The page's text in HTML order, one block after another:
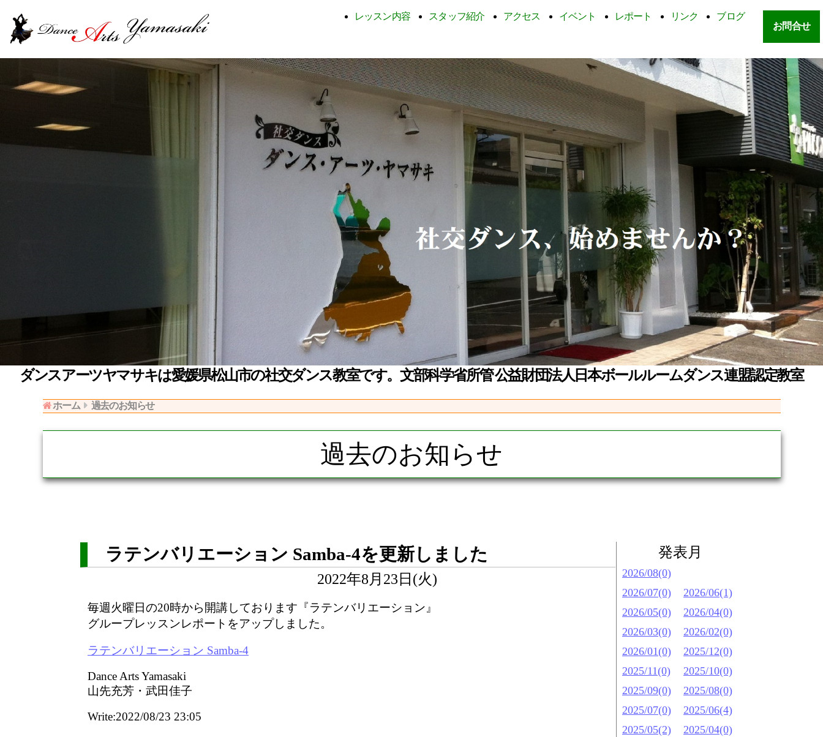
レッスン内容 スタッフ紹介 アクセス イベント レポート リンク
ブログ
お問合せ
ダンスアーツヤマサキは愛媛県松山市の社交ダンス教室です。文部科学省所管 公益財団法人日本ボールルームダンス連盟認定教室
ホーム 過去のお知らせ
過去のお知らせ
ラテンバリエーション Samba-4を更新しました
2022年8月23日(火)
毎週火曜日の20時から開講しております『ラテンバリエーション』
グループレッスンレポートをアップしました。
ラテンバリエーション Samba-4
Dance Arts Yamasaki
山先充芳・武田佳子
Write:2022/08/23 23:05
発表月
2026/08(0)
2026/07(0)
2026/06(1)
2026/05(0)
2026/04(0)
2026/03(0)
2026/02(0)
2026/01(0)
2025/12(0)
2025/11(0)
2025/10(0)
2025/09(0)
2025/08(0)
2025/07(0)
2025/06(4)
2025/05(2)
2025/04(0)